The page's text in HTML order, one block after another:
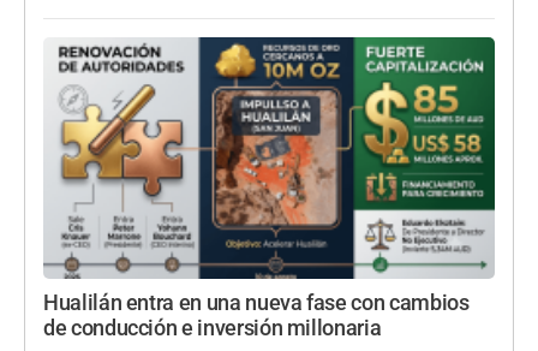
Hualilán entra en una nueva fase con cambios
de conducción e inversión millonaria